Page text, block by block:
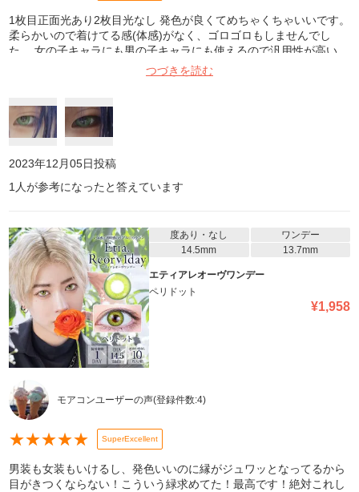
1枚目正面光あり2枚目光なし 発色が良くてめちゃくちゃいいです。
柔らかいので着けてる感(体感)がなく、ゴロゴロもしませんでし
た。 女の子キャラにも男の子キャラにも使えるので汎用性が高い。
2箱買っといて良かったです。 写真は参考程度に
つづきを読む
2023年12月05日投稿
1 人が参考になったと答えています
度あり・なし
ワンデー
14.5mm
13.7mm
エティアレオーヴワンデー
ペリドット
¥1,958
モアコンユーザーの声(登録件数:4)
★★★★★ SuperExcellent
男装も女装もいけるし、発色いいのに縁がジュワッとなってるから
目がきつくならない！こういう緑求めてた！最高です！絶対これし